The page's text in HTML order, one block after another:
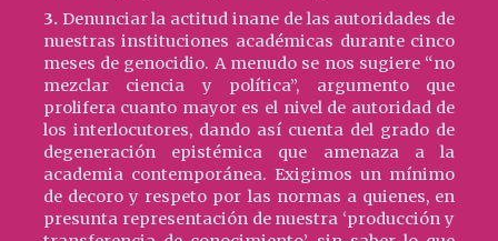
3.Denunciar la actitud inane de las autoridades de
nuestras instituciones académicas durante cinco
meses de genocidio. A menudo se nos sugiere “no
mezclar ciencia y política”, argumento que
prolifera cuanto mayor es el nivel de autoridad de
los interlocutores, dando así cuenta del grado de
degeneración epistémica que amenaza a la
academia contemporánea. Exigimos un mínimo
de decoro y respeto por las normas a quienes, en
presunta representación de nuestra ‘producción y